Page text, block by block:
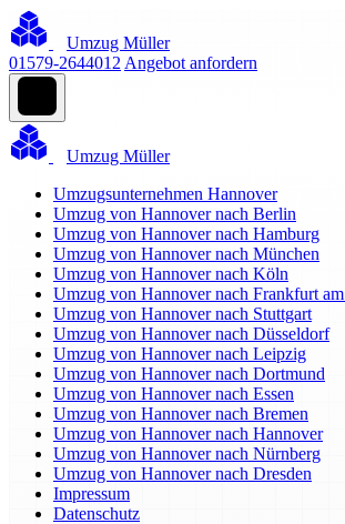
Umzug Müller
01579-2644012 Angebot anfordern
Umzug Müller
Umzugsunternehmen Hannover
Umzug von Hannover nach Berlin
Umzug von Hannover nach Hamburg
Umzug von Hannover nach München
Umzug von Hannover nach Köln
Umzug von Hannover nach Frankfurt
Umzug von Hannover nach Stuttgart
Umzug von Hannover nach Düsseldorf
Umzug von Hannover nach Leipzig
Umzug von Hannover nach Dortmund
Umzug von Hannover nach Essen
Umzug von Hannover nach Bremen
Umzug von Hannover nach Hannover
Umzug von Hannover nach Nürnberg
Umzug von Hannover nach Dresden
Impressum
Datenschutz